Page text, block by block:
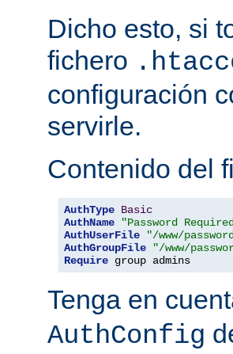
Dicho esto, si
fichero
configuración
servirle.
Contenido del
AuthType Basic
AuthName
"Password
AuthUserFile
"/www/
AuthGroupFile
"/www/
Require group admins
Tenga en
AuthConfig